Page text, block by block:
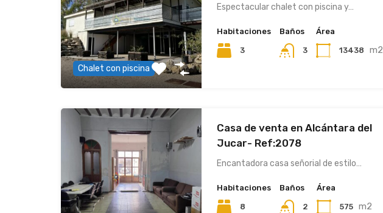
Chalet con piscina
Espectacular chalet con piscina y…
Habitaciones
3
Baños
3
Área
13438 m2
Casa de venta en Alcántara del
Jucar- Ref:2078
Encantadora casa señorial de estilo…
Habitaciones
8
Baños
2
Área
575 m2